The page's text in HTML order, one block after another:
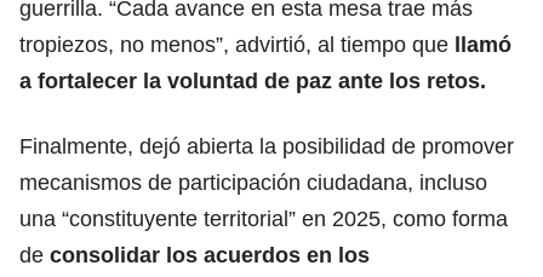
guerrilla. “Cada avance en esta mesa trae más
tropiezos, no menos”, advirtió, al tiempo que llamó
a fortalecer la voluntad de paz ante los retos.
Finalmente, dejó abierta la posibilidad de promover
mecanismos de participación ciudadana, incluso
una “constituyente territorial” en 2025, como forma
de consolidar los acuerdos en los